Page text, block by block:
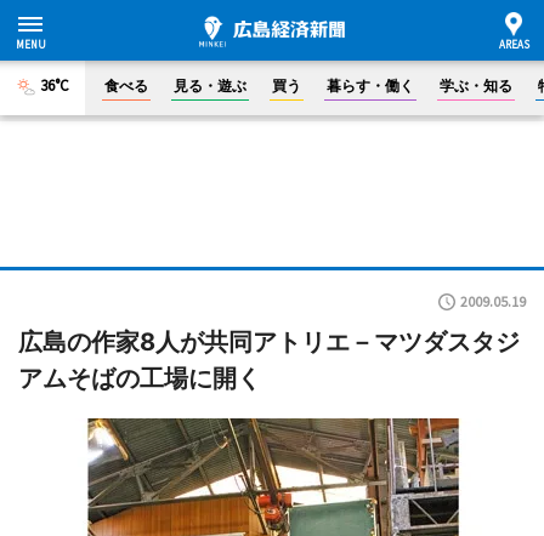
36°C 食べる 見る・遊ぶ 買う 暮らす・働く 学ぶ・知る
2009.05.19
広島の作家8人が共同アトリエ－マツダスタジ
アムそばの工場に開く